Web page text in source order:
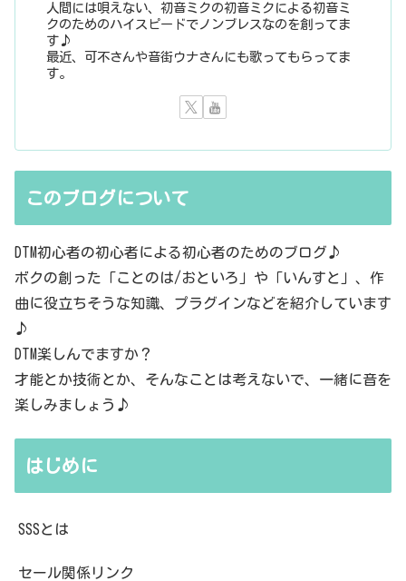
人間には唄えない、初音ミクの初音ミクによる初音ミ
クのためのハイスピードでノンブレスなのを創ってま
す♪
最近、可不さんや音街ウナさんにも歌ってもらってま
す。
このブログについて
DTM初心者の初心者による初心者のためのブログ♪
ボクの創った「ことのは/おといろ」や「いんすと」、作
曲に役立ちそうな知識、プラグインなどを紹介しています
♪
DTM楽しんでますか？
才能とか技術とか、そんなことは考えないで、一緒に音を
楽しみましょう♪
はじめに
SSSとは
セール関係リンク